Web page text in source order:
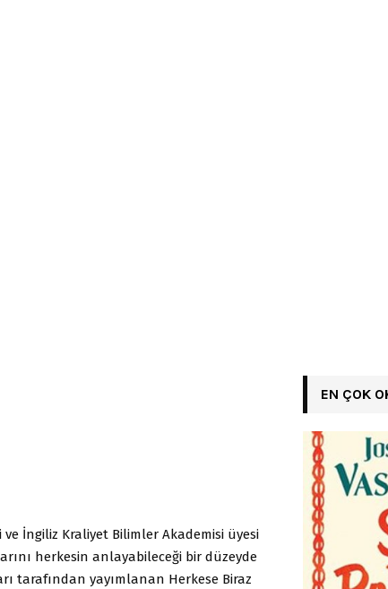
ve İngiliz Kraliyet Bilimler Akademisi üyesi
herkesin anlayabileceği bir düzeyde
tarafından yayımlanan Herkese Biraz
EN ÇOK